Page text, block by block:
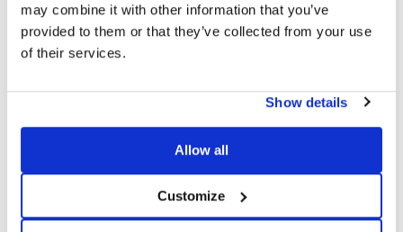
may combine it with other information that you’ve
provided to them or that they’ve collected from your use
of their services.
Show details
Allow all
Customize
Politique de confidentialité*
aux dispositions de lapolitique de confidentialité
Basic S.B.R.L. par le biais de newsletters. Vous pouvez vous